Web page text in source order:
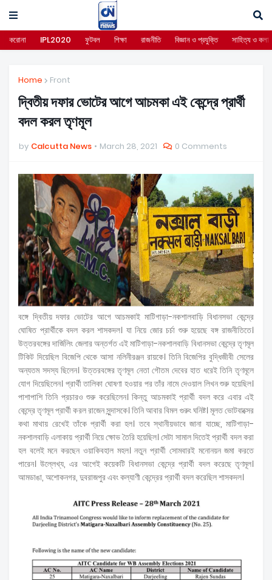
করোনা IPL2020 ফুটবল শিক্ষা রাজনীতি বিজ্ঞান ও প্রযুক্তি সাহিত্য ও কলা
Home Front
দ্বিতীয় দফার ভোটের আগে আচমকা এই কেন্দ্রে প্রার্থী
বদল করল তৃণমূল
by Calcutta News March 28, 2021 0 Comments
বঙ্গে দ্বিতীয় দফার ভোটের আগে আচমকাই মাটিগাড়া-নকশালবাড়ি বিধানসভা কেন্দ্রে
ঘোষিত প্রার্থীকে বদল করল শাসকদল। যা নিয়ে জোর চর্চা শুরু হয়েছে বঙ্গ রাজনীতিতে।
উত্তরবঙ্গের দার্জিলিং জেলার অন্তর্গত এই মাটিগাড়া-নকশালবাড়ি বিধানসভা কেন্দ্রে তৃণমূল
টিকিট দিয়েছিল বিজেপি থেকে আসা নলিনীরঞ্জন রায়কে। তিনি বিজেপির বুদ্ধিজীবী সেলের
অন্যতম সদস্য ছিলেন। উত্তরবঙ্গের তৃণমূল নেতা গৌতম দেবের হাত ধরেই তিনি তৃণমূলে
যোগ দিয়েছিলেন। প্রার্থী তালিকা ঘোষণা হওয়ার পর তাঁর নামে দেওয়াল লিখন শুরু হয়েছিল।
পাশাপাশি তিনি প্রচারও শুরু করেছিলেন। কিন্তু আচমকাই প্রার্থী বদল করে এবার এই
কেন্দ্রে তৃণমূল প্রার্থী করল রাজেন সুন্দাসকে। তিনি আবার বিমল গুরুং ঘনিষ্ট। মূলত ভোটবাক্সের
কথা মাথায় রেখেই তাঁকে প্রার্থী করা হল। তবে স্থানীয়ভাবে জানা যাচ্ছে, মাটিগাড়া-
নকশালবাড়ি এলাকায় প্রার্থী নিয়ে ক্ষোভ তৈরি হয়েছিল। সেটা সামাল দিতেই প্রার্থী বদল করা
হল বলেই মনে করছেন ওয়াকিবহাল মহল। নতুন প্রার্থী সোমবারই মনোনয়ন জমা করতে
পারেন। উল্লেখ্য, এর আগেই কয়েকটি বিধানসভা কেন্দ্রে প্রার্থী বদল করেছে তৃণমূল।
আমডাঙা, অশোকনগর, দুবরাজপুর এবং কল্যাণী কেন্দ্রের প্রার্থী বদল করেছিল শাসকদল।